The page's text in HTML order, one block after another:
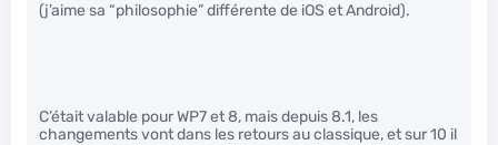
(j’aime sa “philosophie” différente de iOS et Android).
C’était valable pour WP7 et 8, mais depuis 8.1, les
changements vont dans les retours au classique, et sur 10 il